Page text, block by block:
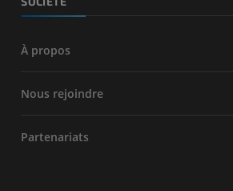
À propos
Nous rejoindre
Partenariats